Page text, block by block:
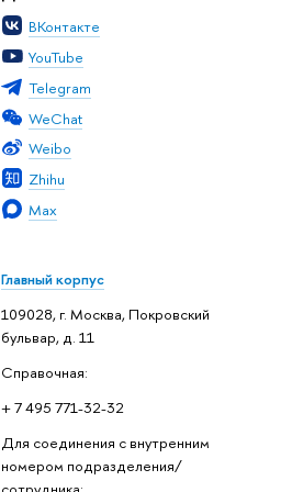
ВКонтакте
YouTube
Telegram
WeChat
Weibo
Zhihu
Max
Главный корпус
109028, г. Москва, Покровский
бульвар, д. 11
Справочная:
+ 7 495 771-32-32
Для соединения с внутренним
номером подразделения/